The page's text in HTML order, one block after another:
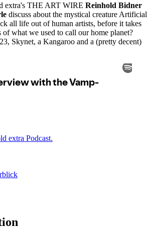
extra's THE ART WIRE Reinhold Bidner
discuss about the mystical creature Artificial
all life out of human artists, before it takes
of what we used to call our home planet?
Skynet, a Kangaroo and a (pretty decent)
extra Podcast.